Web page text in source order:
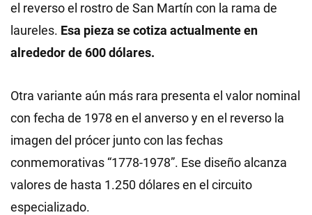
el reverso el rostro de San Martín con la rama de
laureles. Esa pieza se cotiza actualmente en
alrededor de 600 dólares.
Otra variante aún más rara presenta el valor nominal
con fecha de 1978 en el anverso y en el reverso la
imagen del prócer junto con las fechas
conmemorativas “1778-1978”. Ese diseño alcanza
valores de hasta 1.250 dólares en el circuito
especializado.